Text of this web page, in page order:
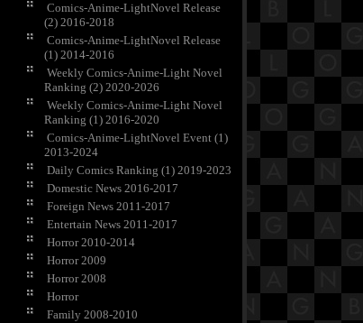
Comics-Anime-LightNovel Release
(2) 2016-2018
Comics-Anime-LightNovel Release
(1) 2014-2016
Weekly Comics-Anime-Light Novel
Ranking (2) 2020-2026
Weekly Comics-Anime-Light Novel
Ranking (1) 2016-2020
Comics-Anime-LightNovel Event (1)
2013-2024
Daily Comics Ranking (1) 2019-2023
Domestic News 2016-2017
Foreign News 2011-2017
Entertain News 2011-2017
Horror 2010-2014
Horror 2009
Horror 2008
Horror
Family 2008-2010